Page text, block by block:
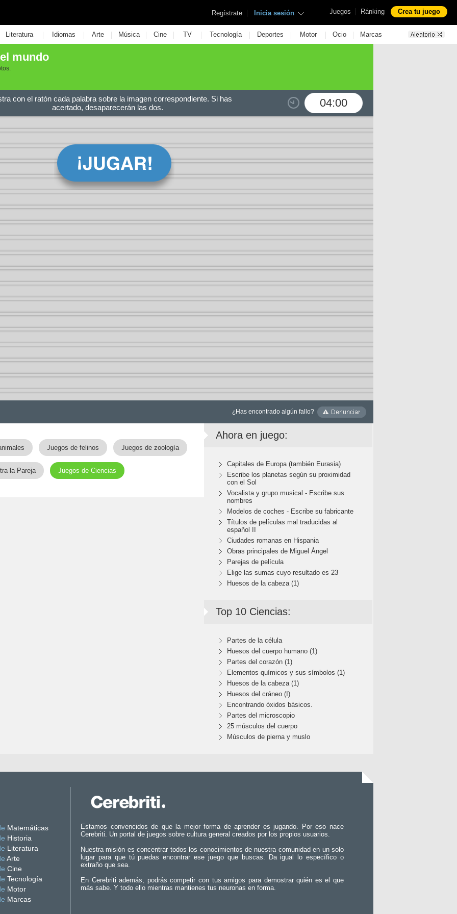
Juegos | Ránking Crea tu juego
Regístrate | Inicia sesión
Literatura | Idiomas | Arte | Música | Cine | TV | Tecnología | Deportes | Motor | Ocio | Marcas
mundo
04:00
con el ratón cada palabra sobre la imagen correspondiente. Si has
acertado, desaparecerán las dos.
¿Has encontrado algún fallo?
Juegos de felinos Juegos de zoología
la Pareja Juegos de Ciencias
Ahora en juego:
Capitales de Europa (también Eurasia)
Escribe los planetas según su proximidad
con el Sol
Vocalista y grupo musical - Escribe sus
nombres
Modelos de coches - Escribe su fabricante
Títulos de películas mal traducidas al
español II
Ciudades romanas en Hispania
Obras principales de Miguel Ángel
Parejas de película
Elige las sumas cuyo resultado es 23
Huesos de la cabeza (1)
Top 10 Ciencias:
Partes de la célula
Huesos del cuerpo humano (1)
Partes del corazón (1)
Elementos químicos y sus símbolos (1)
Huesos de la cabeza (1)
Huesos del cráneo (I)
Encontrando óxidos básicos.
Partes del microscopio
25 músculos del cuerpo
Músculos de pierna y muslo
Matemáticas
Historia
Literatura
Arte
Cine
Tecnología
Motor
Marcas
Estamos convencidos de que la mejor forma de aprender es jugando. Por eso nace
Cerebriti. Un portal de juegos sobre cultura general creados por los propios usuarios.
Nuestra misión es concentrar todos los conocimientos de nuestra comunidad en un solo
lugar para que tú puedas encontrar ese juego que buscas. Da igual lo específico o
extraño que sea.
En Cerebriti además, podrás competir con tus amigos para demostrar quién es el que
más sabe. Y todo ello mientras mantienes tus neuronas en forma.